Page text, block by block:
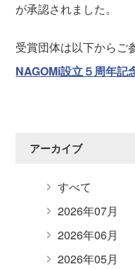
アーカイブ
すべて
2026年07月
2026年06月
2026年05月
が承認されました。
受賞団体は以下からご
NAGOMi設立５周年記